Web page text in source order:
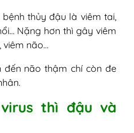
thủy đậu là viêm tai,
Nặng hơn thì gây viêm
viêm não…
đến não thậm chí còn đe
thì đậu và